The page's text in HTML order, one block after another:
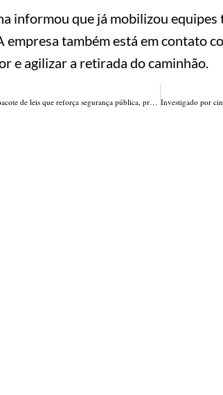
informou que já mobilizou
empresa também está em contato
e agilizar a retirada do caminhão.
Governo do Piauí sanciona pacote de leis que reforça segurança pública, proteção às vítimas e bem-estar animal